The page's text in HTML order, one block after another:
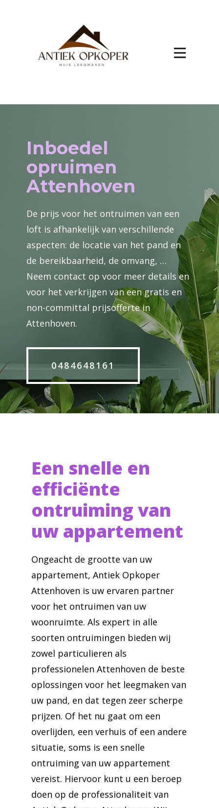
Inboedel
opruimen
Attenhoven
De prijs voor het ontruimen van een
loft is afhankelijk van verschillende
aspecten: de locatie van het pand en
de bereikbaarheid, de omvang, …
Neem contact op voor meer details en
voor het verkrijgen van een gratis en
non-committal prijsofferte in
Attenhoven.
0484648161
Een snelle en
efficiënte
ontruiming van
uw appartement
Ongeacht de grootte van uw
appartement, Antiek Opkoper
Attenhoven is uw ervaren partner
voor het ontruimen van uw
woonruimte. Als expert in alle
soorten ontruimingen bieden wij
zowel particulieren als
professionelen Attenhoven de beste
oplossingen voor het leegmaken van
uw pand, en dat tegen zeer scherpe
prijzen. Of het nu gaat om een
overlijden, een verhuis of een andere
situatie, soms is een snelle
ontruiming van uw appartement
vereist. Hiervoor kunt u een beroep
doen op de professionaliteit van